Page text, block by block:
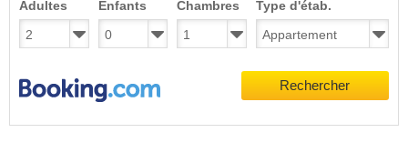
Adultes Enfants Chambres Type d'étab.
Rechercher